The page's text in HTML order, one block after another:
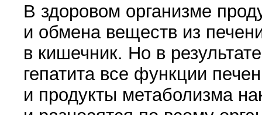
В здоровом организме
и обмена веществ из
в кишечник. Но в
гепатита все функции
и продукты метаболизма